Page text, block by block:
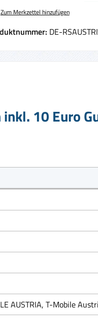
Zum Merkzettel hinzufügen
DE-
10 Euro
AUSTRIA, T-Mobile